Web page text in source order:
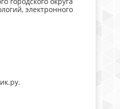
электронного